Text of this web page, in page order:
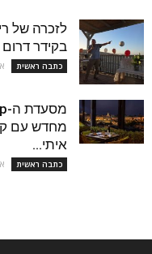
לזכרה של
בקידר דרום
כתבה ראשית
מחדש עם
איתי...
כתבה ראשית